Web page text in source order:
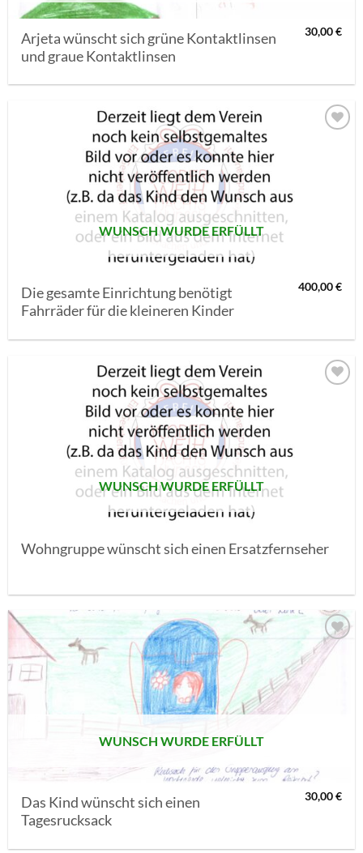
Arjeta wünscht sich grüne Kontaktlinsen
und graue Kontaktlinsen
30,00€
WUNSCH WURDE ERFÜLLT
Die gesamte Einrichtung benötigt
Fahrräder für die kleineren Kinder
400,00€
WUNSCH WURDE ERFÜLLT
Wohngruppe wünscht sich einen Ersatzfernseher
AUF MEINE
MERKLISTE
SETZEN
WUNSCH WURDE ERFÜLLT
Das Kind wünscht sich einen
Tagesrucksack
30,00€